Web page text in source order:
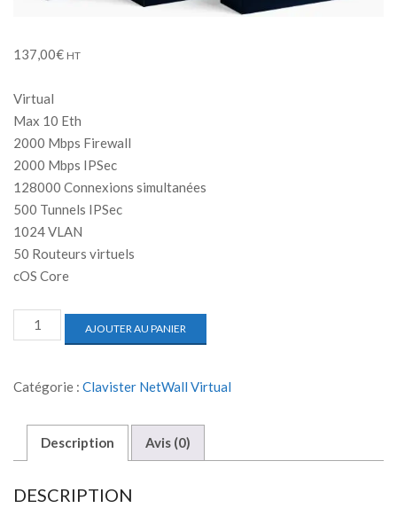
137,00€ HT
Virtual
Max 10 Eth
2000 Mbps Firewall
2000 Mbps IPSec
128000 Connexions simultanées
500 Tunnels IPSec
1024 VLAN
50 Routeurs virtuels
cOS Core
AJOUTER AU PANIER
Catégorie : Clavister NetWall Virtual
Description Avis (0)
DESCRIPTION